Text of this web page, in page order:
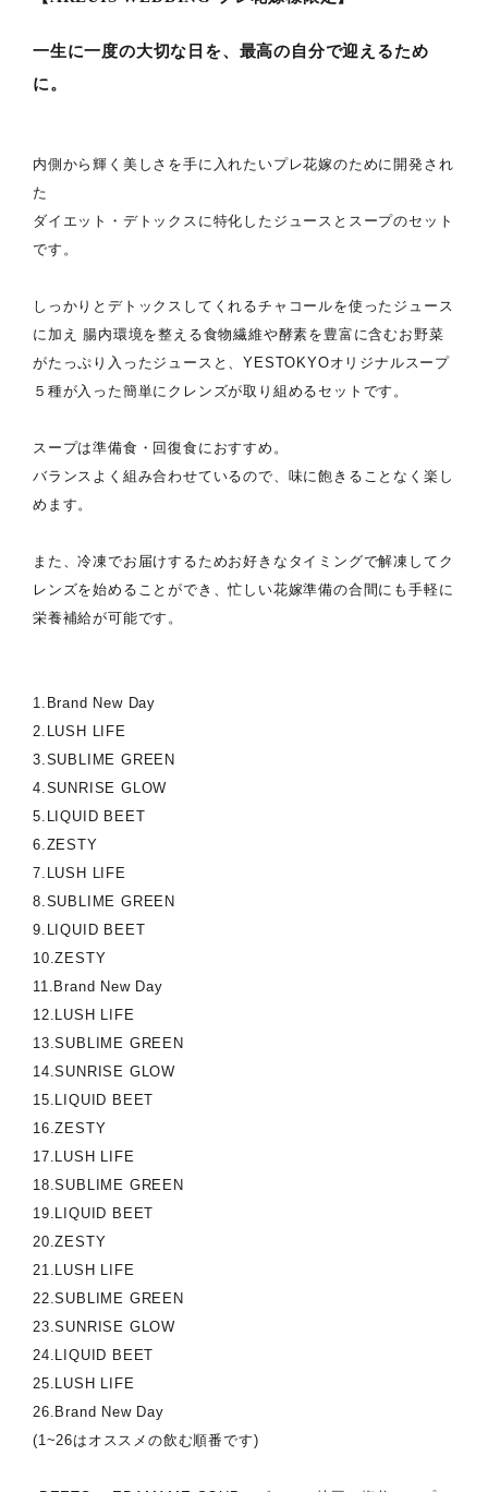
一生に一度の大切な日を、最高の自分で迎えるため
に。
内側から輝く美しさを手に入れたいプレ花嫁のために開発され
た
ダイエット・デトックスに特化したジュースとスープのセット
です。
しっかりとデトックスしてくれるチャコールを使ったジュース
に加え 腸内環境を整える食物繊維や酵素を豊富に含むお野菜
がたっぷり入ったジュースと、YESTOKYOオリジナルスープ
５種が入った簡単にクレンズが取り組めるセットです。
スープは準備食・回復食におすすめ。
バランスよく組み合わせているので、味に飽きることなく楽し
めます。
また、冷凍でお届けするためお好きなタイミングで解凍してク
レンズを始めることができ、忙しい花嫁準備の合間にも手軽に
栄養補給が可能です。
1.Brand New Day
2.LUSH LIFE
3.SUBLIME GREEN
4.SUNRISE GLOW
5.LIQUID BEET
6.ZESTY
7.LUSH LIFE
8.SUBLIME GREEN
9.LIQUID BEET
10.ZESTY
11.Brand New Day
12.LUSH LIFE
13.SUBLIME GREEN
14.SUNRISE GLOW
15.LIQUID BEET
16.ZESTY
17.LUSH LIFE
18.SUBLIME GREEN
19.LIQUID BEET
20.ZESTY
21.LUSH LIFE
22.SUBLIME GREEN
23.SUNRISE GLOW
24.LIQUID BEET
25.LUSH LIFE
26.Brand New Day
(1~26はオススメの飲む順番です)